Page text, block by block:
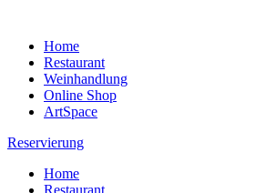
Home
Restaurant
Weinhandlung
Online Shop
ArtSpace
Reservierung
Home
Restaurant